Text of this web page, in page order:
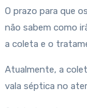
O prazo para que
não sabem como
a coleta e o
Atualmente, a
vala séptica no